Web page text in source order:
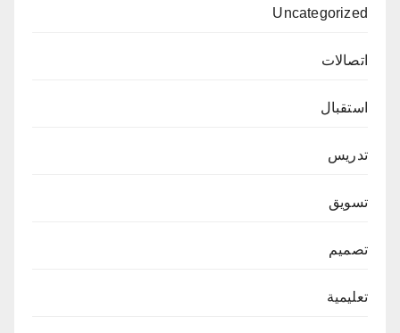
Uncategorized
اتصالات
استقبال
تدريس
تسويق
تصميم
تعليمية